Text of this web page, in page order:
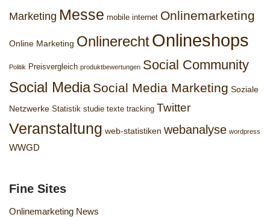
Marketing Messe mobile internet Onlinemarketing
Online Marketing OnlinerechtOnlineshops
Politik Preisvergleich produktbewertungen Social Community
Social Media Social Media Marketing Soziale
Netzwerke Statistik studie texte tracking Twitter
Veranstaltung web-statistiken webanalyse wordpress
WWGD
Fine Sites
Onlinemarketing News